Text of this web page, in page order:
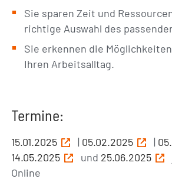
Sie sparen Zeit und
richtige Auswahl des
Sie erkennen die
Ihren Arbeitsalltag.
Termine:
15.01.2025 | 05.02.2025 |
14.05.2025
und 25.06.2025
Online